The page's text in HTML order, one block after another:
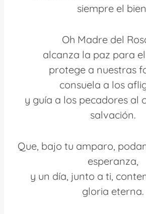
siempre el
Oh Madre del
alcanza la paz para
protege a nuestras
consuela a los
y guía a los pecadores al
salvación.
Que, bajo tu amparo,
esperanza,
y un día, junto a ti,
gloria eterna.